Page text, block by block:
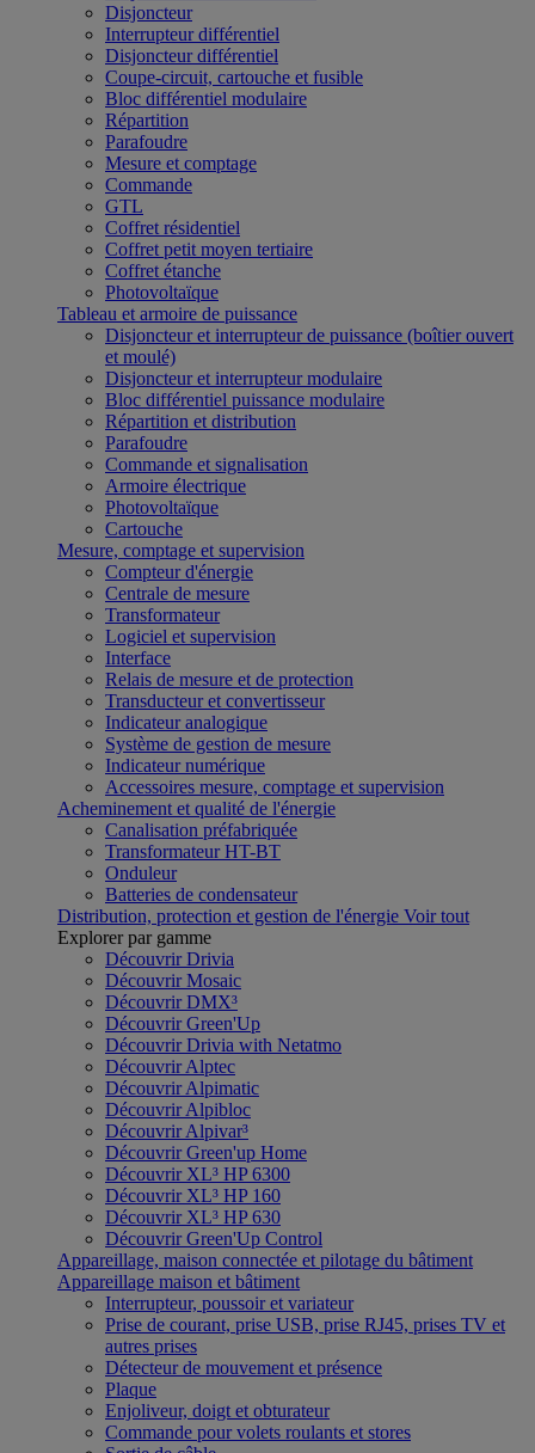
Disjoncteur
Interrupteur différentiel
Disjoncteur différentiel
Coupe-circuit, cartouche et fusible
Bloc différentiel modulaire
Répartition
Parafoudre
Mesure et comptage
Commande
GTL
Coffret résidentiel
Coffret petit moyen tertiaire
Coffret étanche
Photovoltaïque
Tableau et armoire de puissance
Disjoncteur et interrupteur de puissance (boîtier ouvert
et moulé)
Disjoncteur et interrupteur modulaire
Bloc différentiel puissance modulaire
Répartition et distribution
Parafoudre
Commande et signalisation
Armoire électrique
Photovoltaïque
Cartouche
Mesure, comptage et supervision
Compteur d'énergie
Centrale de mesure
Transformateur
Logiciel et supervision
Interface
Relais de mesure et de protection
Transducteur et convertisseur
Indicateur analogique
Système de gestion de mesure
Indicateur numérique
Accessoires mesure, comptage et supervision
Acheminement et qualité de l'énergie
Canalisation préfabriquée
Transformateur HT-BT
Onduleur
Batteries de condensateur
Distribution, protection et gestion de l'énergie Voir tout
Explorer par gamme
Découvrir Drivia
Découvrir Mosaic
Découvrir DMX³
Découvrir Green'Up
Découvrir Drivia with Netatmo
Découvrir Alptec
Découvrir Alpimatic
Découvrir Alpibloc
Découvrir Alpivar³
Découvrir Green'up Home
Découvrir XL³ HP 6300
Découvrir XL³ HP 160
Découvrir XL³ HP 630
Découvrir Green'Up Control
Appareillage, maison connectée et pilotage du bâtiment
Appareillage maison et bâtiment
Interrupteur, poussoir et variateur
Prise de courant, prise USB, prise RJ45, prises TV et
autres prises
Détecteur de mouvement et présence
Plaque
Enjoliveur, doigt et obturateur
Commande pour volets roulants et stores